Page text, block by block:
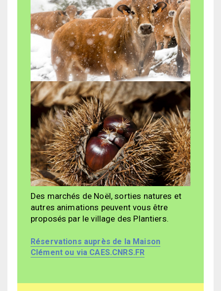
Des marchés de Noël, sorties natures et
autres animations peuvent vous être
proposés par le village des Plantiers.
Réservations auprès de la Maison
Clément ou via CAES.CNRS.FR